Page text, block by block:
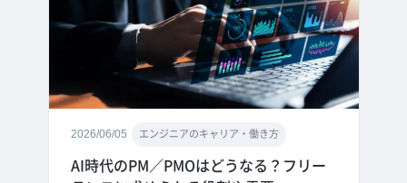
2026/06/05 エンジニアのキャリア・働き方
AI時代のPM／PMOはどうなる？フリー